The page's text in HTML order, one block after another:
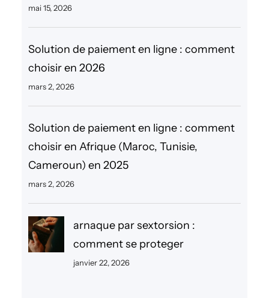
mai 15, 2026
Solution de paiement en ligne : comment
choisir en 2026
mars 2, 2026
Solution de paiement en ligne : comment
choisir en Afrique (Maroc, Tunisie,
Cameroun) en 2025
mars 2, 2026
arnaque par sextorsion :
comment se proteger
janvier 22, 2026